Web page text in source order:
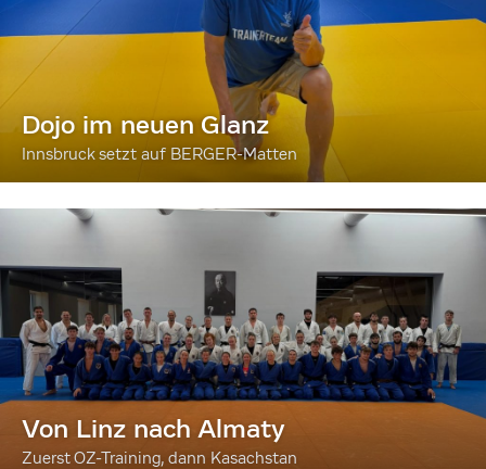
Dojo im neuen Glanz
Innsbruck setzt auf BERGER-Matten
Von Linz nach Almaty
Zuerst OZ-Training, dann Kasachstan